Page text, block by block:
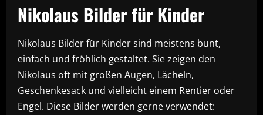
Nikolaus Bilder für Kinder
Nikolaus Bilder für Kinder sind meistens bunt,
einfach und fröhlich gestaltet. Sie zeigen den
Nikolaus oft mit großen Augen, Lächeln,
Geschenkesack und vielleicht einem Rentier oder
Engel. Diese Bilder werden gerne verwendet: